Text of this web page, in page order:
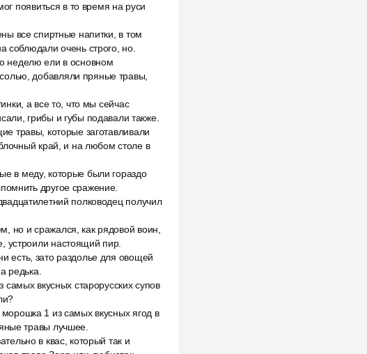
появиться в то время на руси
все спиртные напитки, в том
соблюдали очень строго, но.
неделю ели в основном
добавляли пряные травы,
а все то, что мы сейчас
грибы и губы подавали также.
травы, которые заготавливали
край, и на любом столе в
в меду, которые были гораздо
другое сражение.
полководец получил
но и сражался, как рядовой воин,
устроили настоящий пир.
есть, зато раздолье для овощей
редька.
вкусных старорусских супов
1 из самых вкусных ягод в
травы лучшее.
в квас, который так и